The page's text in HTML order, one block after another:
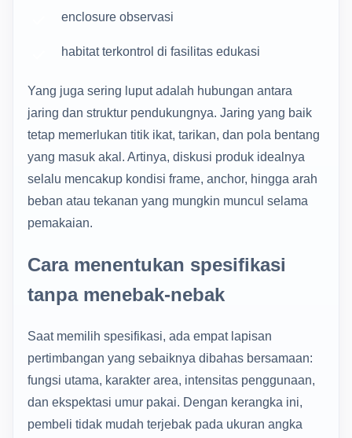
enclosure observasi
habitat terkontrol di fasilitas edukasi
Yang juga sering luput adalah hubungan antara
jaring dan struktur pendukungnya. Jaring yang baik
tetap memerlukan titik ikat, tarikan, dan pola bentang
yang masuk akal. Artinya, diskusi produk idealnya
selalu mencakup kondisi frame, anchor, hingga arah
beban atau tekanan yang mungkin muncul selama
pemakaian.
Cara menentukan spesifikasi
tanpa menebak-nebak
Saat memilih spesifikasi, ada empat lapisan
pertimbangan yang sebaiknya dibahas bersamaan:
fungsi utama, karakter area, intensitas penggunaan,
dan ekspektasi umur pakai. Dengan kerangka ini,
pembeli tidak mudah terjebak pada ukuran angka